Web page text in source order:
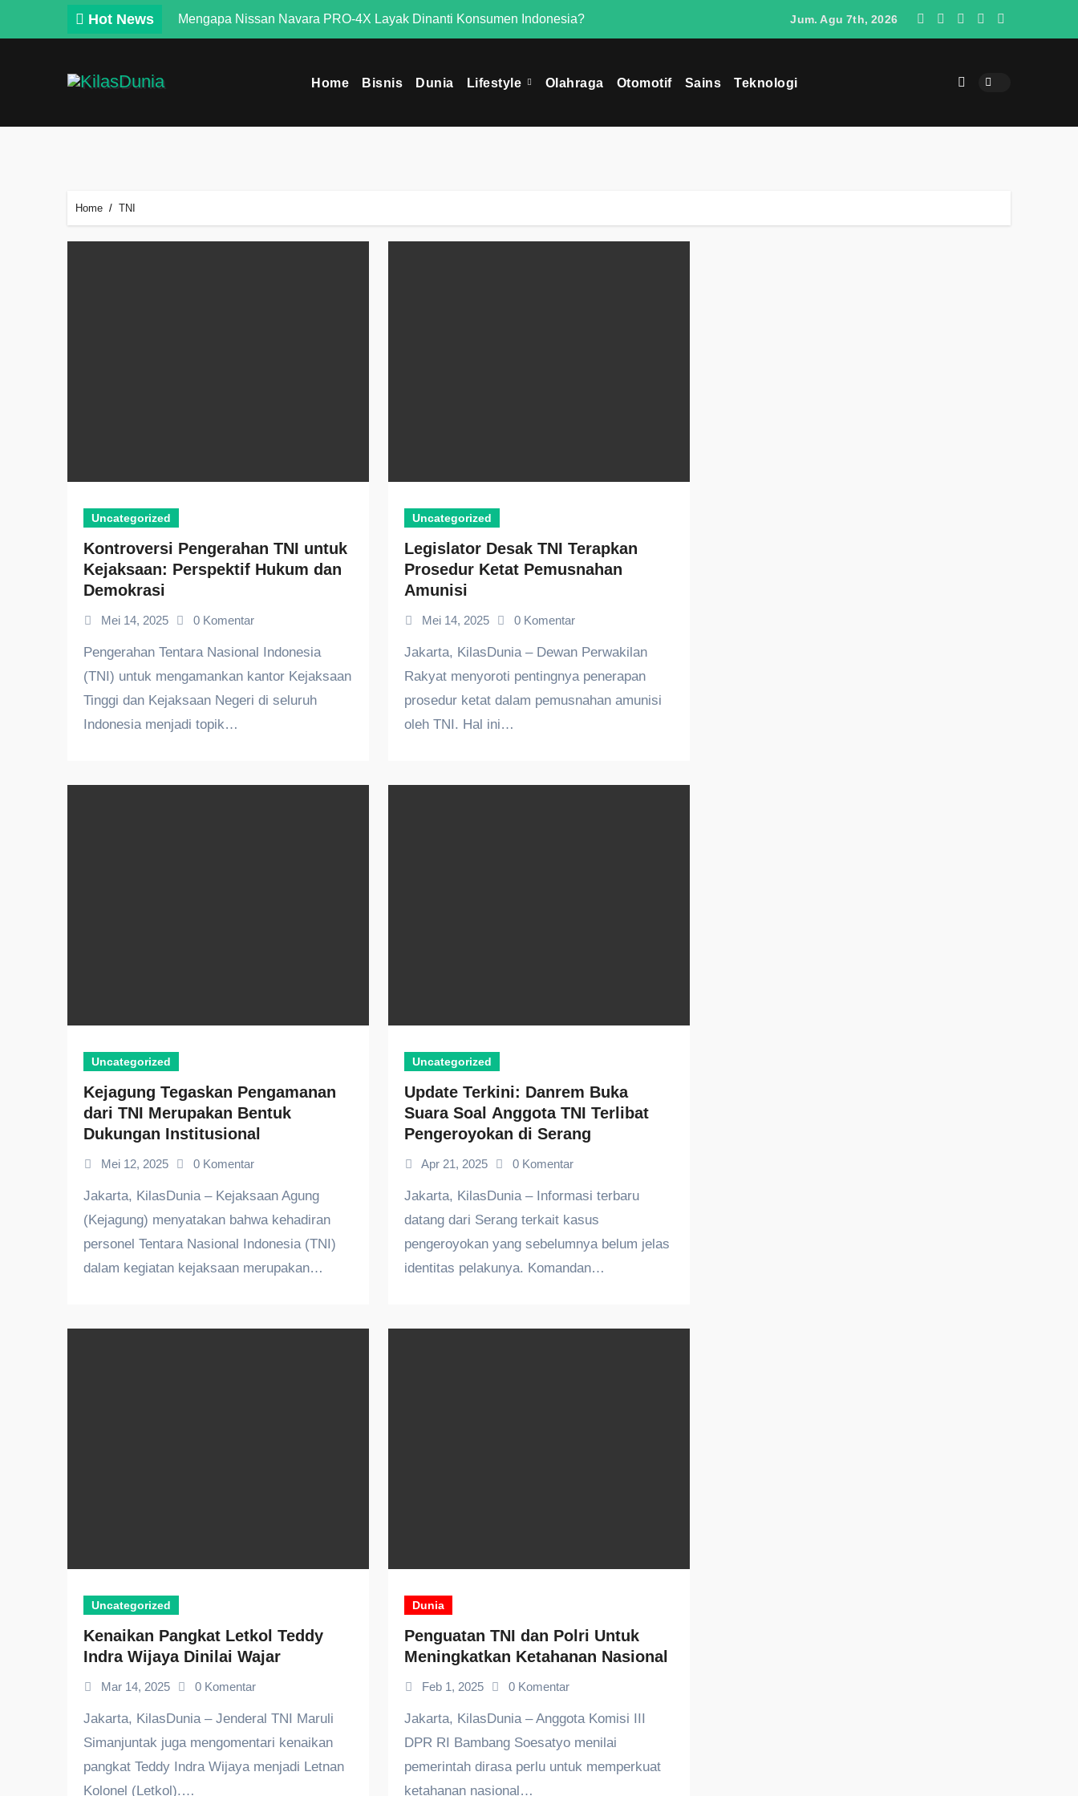
Hot News Mengapa Nissan Navara PRO-4X Layak Dinanti Konsumen Indonesia? Mengapa Omoda O4 Berpotensi Menjadi Penantang SUV Jepang di Indonesia
Jum. Agu 7th, 2026
Home Bisnis Dunia Lifestyle Olahraga Otomotif Sains Teknologi
Home TNI
Uncategorized
Kontroversi Pengerahan TNI untuk
Kejaksaan: Perspektif Hukum dan
Demokrasi
Mei 14, 2025 0 Komentar
Pengerahan Tentara Nasional Indonesia
(TNI) untuk mengamankan kantor Kejaksaan
Tinggi dan Kejaksaan Negeri di seluruh
Indonesia menjadi topik…
Uncategorized
Legislator Desak TNI Terapkan
Prosedur Ketat Pemusnahan
Amunisi
Mei 14, 2025 0 Komentar
Jakarta, KilasDunia – Dewan Perwakilan
Rakyat menyoroti pentingnya penerapan
prosedur ketat dalam pemusnahan amunisi
oleh TNI. Hal ini…
Uncategorized
Kejagung Tegaskan Pengamanan
dari TNI Merupakan Bentuk
Dukungan Institusional
Mei 12, 2025 0 Komentar
Jakarta, KilasDunia – Kejaksaan Agung
(Kejagung) menyatakan bahwa kehadiran
personel Tentara Nasional Indonesia (TNI)
dalam kegiatan kejaksaan merupakan…
Uncategorized
Update Terkini: Danrem Buka
Suara Soal Anggota TNI Terlibat
Pengeroyokan di Serang
Apr 21, 2025 0 Komentar
Jakarta, KilasDunia – Informasi terbaru
datang dari Serang terkait kasus
pengeroyokan yang sebelumnya belum jelas
identitas pelakunya. Komandan…
Uncategorized
Kenaikan Pangkat Letkol Teddy
Indra Wijaya Dinilai Wajar
Mar 14, 2025 0 Komentar
Jakarta, KilasDunia – Jenderal TNI Maruli
Simanjuntak juga mengomentari kenaikan
pangkat Teddy Indra Wijaya menjadi Letnan
Kolonel (Letkol).…
Dunia
Penguatan TNI dan Polri Untuk
Meningkatkan Ketahanan Nasional
Feb 1, 2025 0 Komentar
Jakarta, KilasDunia – Anggota Komisi III
DPR RI Bambang Soesatyo menilai
pemerintah dirasa perlu untuk memperkuat
ketahanan nasional…